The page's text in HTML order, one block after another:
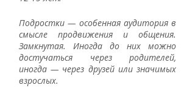
Подростки — особенная аудитория в
смысле продвижения и общения.
Замкнутая. Иногда до них можно
достучаться через родителей,
иногда — через друзей или значимых
взрослых.